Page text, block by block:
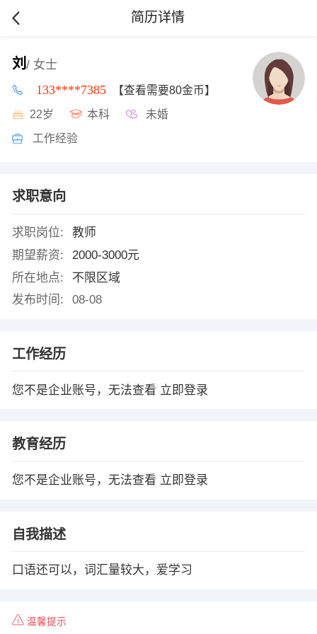
简历详情
刘 / 女士
133****7385 【查看需要80金币】
22岁 本科 未婚
工作经验
求职意向
求职岗位:
教师
期望薪资:
2000-3000元
所在地点:
不限区域
发布时间:
08-08
工作经历
您不是企业账号，无法查看 立即登录
教育经历
您不是企业账号，无法查看 立即登录
自我描述
口语还可以，词汇量较大，爱学习
温馨提示